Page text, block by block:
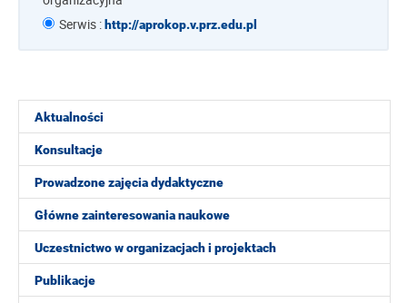
Aktualności
Konsultacje
Prowadzone zajęcia dydaktyczne
Główne zainteresowania naukowe
Uczestnictwo w organizacjach i projektach
Publikacje
Serwis : http://aprokop.v.prz.edu.pl